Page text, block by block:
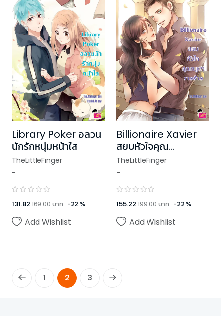
Library Poker อลวน
นักรักหนุ่มหน้าใส
TheLittleFinger
-
131.82 169.00บาท -22 %
Add Wishlist
Billionaire Xavier
สยบหัวใจคุณ
หนู(?)วายร้าย
TheLittleFinger
-
155.22 199.00บาท -22 %
Add Wishlist
1 2 3